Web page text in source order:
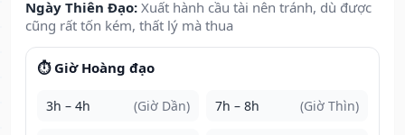
Ngày Thiên Đạo: Xuất hành cầu tài nên tránh, dù được
cũng rất tốn kém, thất lý mà thua
⏱️ Giờ Hoàng đạo
3h – 4h (Giờ Dần) 7h – 8h (Giờ Thìn)